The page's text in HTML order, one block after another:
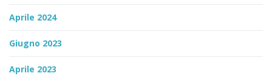
Aprile 2024
Giugno 2023
Aprile 2023